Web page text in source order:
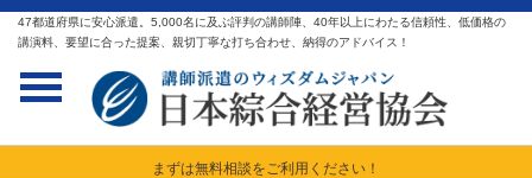
47都道府県に安心派遣。5,000名に及ぶ評判の講師陣、40年以上にわたる信頼性、低価格の
講演料、要望に合った提案、親切丁寧な打ち合わせ、納得のアドバイス！
まずは無料相談をご利用ください！